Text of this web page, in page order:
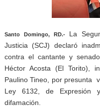
Santo Domingo, RD.- La
Justicia (SCJ) declaró
contra el cantante y
Héctor Acosta (El Torito),
Paulino Tineo, por presunta
Ley 6132, de Expresión
difamación.